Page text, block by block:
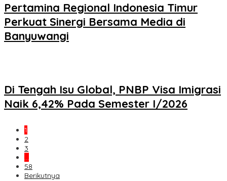
Pertamina Regional Indonesia Timur
Perkuat Sinergi Bersama Media di
Banyuwangi
Di Tengah Isu Global, PNBP Visa Imigrasi
Naik 6,42% Pada Semester I/2026
1
2
3
…
58
Berikutnya